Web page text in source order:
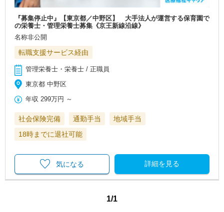
『募集停止中』【東京都／中野区】 大手法人が運営する保育園で
の栄養士・管理栄養士募集《京王新線沿線》
名称非公開
転職支援サービス経由
管理栄養士・栄養士 / 正職員
東京都 中野区
年収 299万円 ～
社会保険完備 通勤手当
地域手当
18時までに退社可能
詳細を見る
気になる
1/1